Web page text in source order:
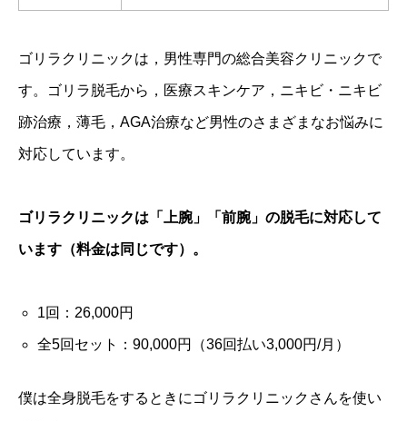
ゴリラクリニックは，男性専門の総合美容クリニックで
す。ゴリラ脱毛から，医療スキンケア，ニキビ・ニキビ
跡治療，薄毛，AGA治療など男性のさまざまなお悩みに
対応しています。
ゴリラクリニックは「上腕」「前腕」の脱毛に対応して
います（料金は同じです）。
1回：26,000円
全5回セット：90,000円（36回払い3,000円/月）
僕は全身脱毛をするときにゴリラクリニックさんを使い